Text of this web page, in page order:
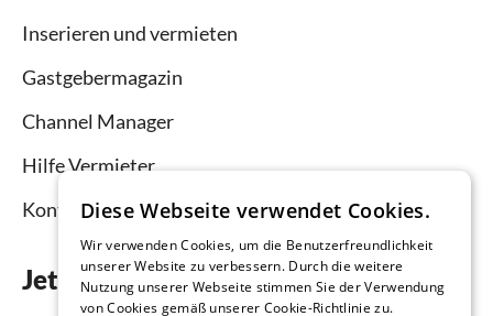
Inserieren und vermieten
Gastgebermagazin
Channel Manager
Hilfe Vermieter
Kontakt
Jetzt die App downloaden
Diese Webseite verwendet Cookies.
Wir verwenden Cookies, um die Benutzerfreundlichkeit
unserer Website zu verbessern. Durch die weitere
Nutzung unserer Webseite stimmen Sie der Verwendung
von Cookies gemäß unserer Cookie-Richtlinie zu.